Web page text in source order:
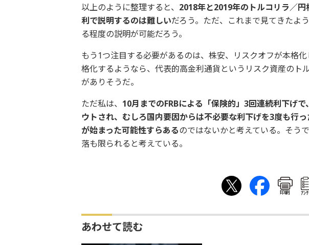
以上のように整理すると、 2018年と2019年のトルコリラ／
利で説明するのは難しいだろう。ただ、これまで見てきたよ
る程度の説明が可能だろう。
もう1つ注目する必要があるのは、株安、リスクオフが本格
格化するようなら、代表的高金利通貨というリスク資産のト
がありそうだ。
ただ私は、 10月までのFRBによる「保険的」3回連続利下げ
ウトされ、むしろ国内要因からは不必要な利下げを3度も行
が始まった可能性すらあるのではないかと考えている。そう
落も限られると考えている。
印刷 ｱﾝ
あわせて読む